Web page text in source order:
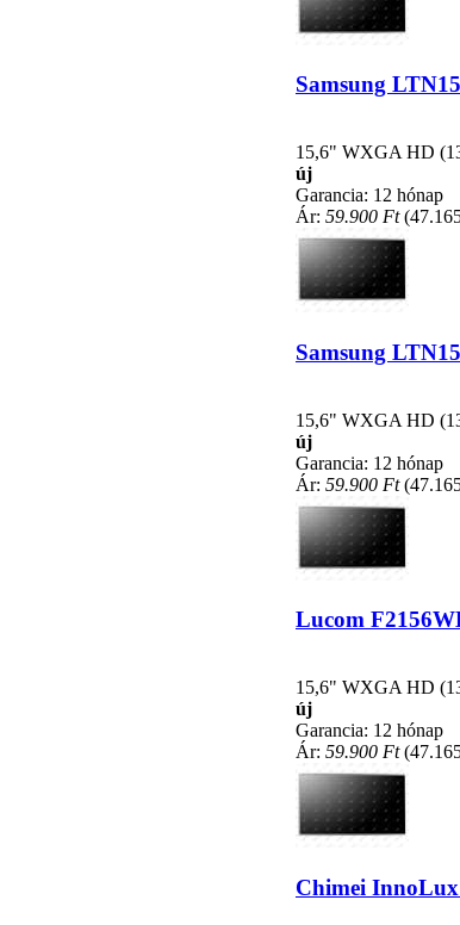
Samsung
15,6" WXGA HD
új
Garancia: 12 hónap
Ár: 59.900 Ft
Samsung
15,6" WXGA HD
új
Garancia: 12 hónap
Ár: 59.900 Ft
Lucom
15,6" WXGA HD
új
Garancia: 12 hónap
Ár: 59.900 Ft
Chimei